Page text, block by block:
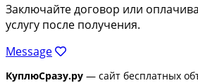
Заключайте договор или
услугу после получения.
Message
КуплюСразу.ру — сайт бесплатных